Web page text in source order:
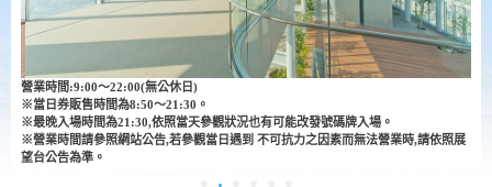
營業時間:9:00～22:00(無公休日)
※當日券販售時間為8:50～21:30。
※最晚入場時間為21:30,依照當天參觀狀況也有可能改發號碼牌入場。
※營業時間請參照網站公告,若參觀當日遇到 不可抗力之因素而無法營業時,請依照展
望台公告為準。